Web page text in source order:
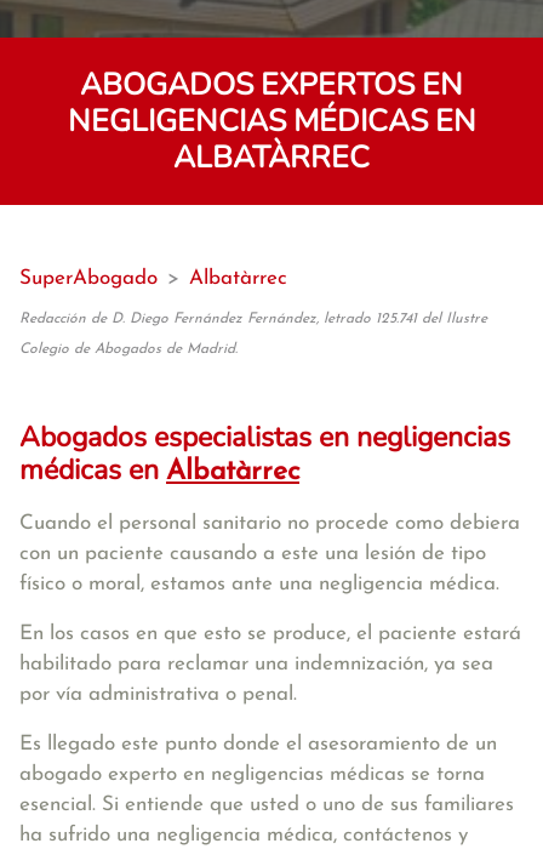
ABOGADOS EXPERTOS EN
NEGLIGENCIAS MÉDICAS EN
ALBATÀRREC
SuperAbogado > Albatàrrec
Redacción de D. Diego Fernández Fernández, letrado 125.741 del Ilustre
Colegio de Abogados de Madrid.
Abogados especialistas en negligencias
médicas en Albatàrrec
Cuando el personal sanitario no procede como debiera
con un paciente causando a este una lesión de tipo
físico o moral, estamos ante una negligencia médica.
En los casos en que esto se produce, el paciente estará
habilitado para reclamar una indemnización, ya sea
por vía administrativa o penal.
Es llegado este punto donde el asesoramiento de un
abogado experto en negligencias médicas se torna
esencial. Si entiende que usted o uno de sus familiares
ha sufrido una negligencia médica, contáctenos y